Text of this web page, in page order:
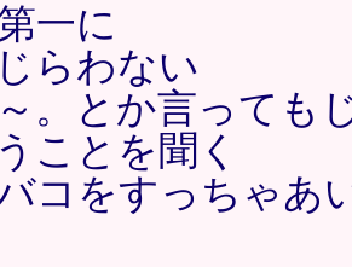
一に
らわない
～。とか言っても
ことを聞く
バコをすっちゃあ